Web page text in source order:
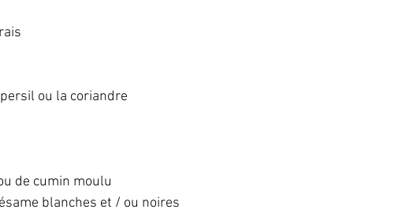
ou la coriandre
de cumin moulu
blanches et / ou noires